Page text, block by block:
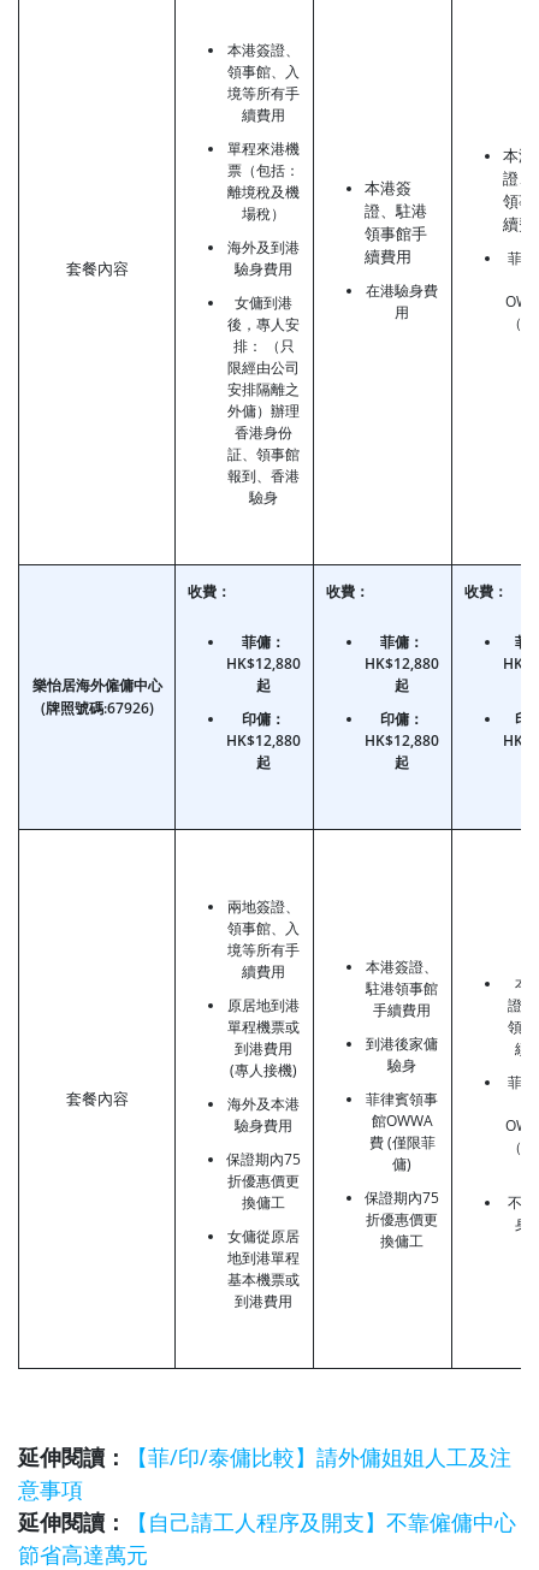
套餐內容
本港簽證、
領事館、入
境等所有手
續費用
單程來港機
票（包括：
離境稅及機
場稅）
海外及到港
驗身費用
女傭到港
後，專人安
排： （只
限經由公司
安排隔離之
外傭）辦理
香港身份
証、領事館
報到、香港
驗身
本港簽
證、駐港
領事館手
續費用
在港驗身費
用
本港
證、
領事
續費
菲
（
樂怡居海外僱傭中心
(牌照號碼:67926)
收費：
菲傭：
HK$12,880
起
印傭：
HK$12,880
起
收費：
菲傭：
HK$12,880
起
印傭：
HK$12,880
起
收費：
菲
印
套餐內容
兩地簽證、
領事館、入
境等所有手
續費用
原居地到港
單程機票或
到港費用
(專人接機)
海外及本港
驗身費用
保證期內75
折優惠價更
換傭工
女傭從原居
地到港單程
基本機票或
到港費用
本港簽證、
駐港領事館
手續費用
到港後家傭
驗身
菲律賓領事
館OWWA
費 (僅限菲
傭)
保證期內75
折優惠價更
換傭工
本
證
領
續
菲
（
不
身
延伸閱讀：
【菲/印/泰傭比較】請外傭姐姐人工及注
意事項
延伸閱讀：
【自己請工人程序及開支】不靠僱傭中心
節省高達萬元